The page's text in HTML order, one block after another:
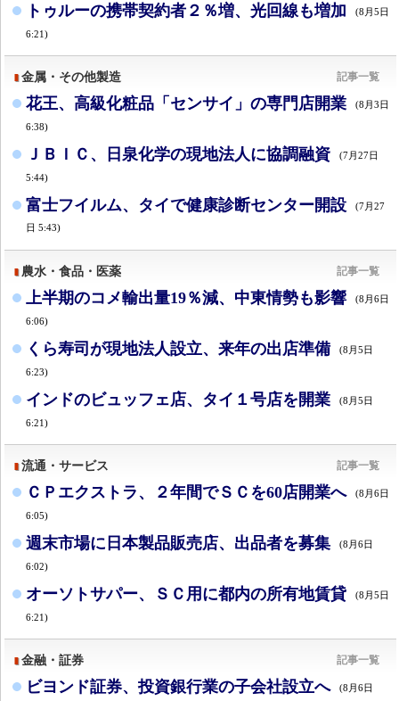
トゥルーの携帯契約者２％増、光回線も増加 (8月5日
6:21)
金属・その他製造 記事一覧
花王、高級化粧品「センサイ」の専門店開業 (8月3日
6:38)
ＪＢＩＣ、日泉化学の現地法人に協調融資 (7月27日
5:44)
富士フイルム、タイで健康診断センター開設
(7月27
日 5:43)
農水・食品・医薬 記事一覧
上半期のコメ輸出量19％減、中東情勢も影響 (8月6日
6:06)
くら寿司が現地法人設立、来年の出店準備 (8月5日
6:23)
インドのビュッフェ店、タイ１号店を開業 (8月5日
6:21)
流通・サービス 記事一覧
ＣＰエクストラ、２年間でＳＣを60店開業へ (8月6日
6:05)
週末市場に日本製品販売店、出品者を募集 (8月6日
6:02)
オーソトサパー、ＳＣ用に都内の所有地賃貸 (8月5日
6:21)
金融・証券 記事一覧
ビヨンド証券、投資銀行業の子会社設立へ (8月6日